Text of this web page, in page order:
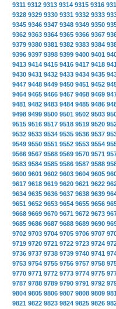
9311 9312 9313 9314 9315 9316
9328 9329 9330 9331 9332 9333
9345 9346 9347 9348 9349 9350
9362 9363 9364 9365 9366 9367
9379 9380 9381 9382 9383 9384
9396 9397 9398 9399 9400 9401
9413 9414 9415 9416 9417 9418
9430 9431 9432 9433 9434 9435
9447 9448 9449 9450 9451 9452
9464 9465 9466 9467 9468 9469
9481 9482 9483 9484 9485 9486
9498 9499 9500 9501 9502 9503
9515 9516 9517 9518 9519 9520
9532 9533 9534 9535 9536 9537
9549 9550 9551 9552 9553 9554
9566 9567 9568 9569 9570 9571
9583 9584 9585 9586 9587 9588
9600 9601 9602 9603 9604 9605
9617 9618 9619 9620 9621 9622
9634 9635 9636 9637 9638 9639
9651 9652 9653 9654 9655 9656
9668 9669 9670 9671 9672 9673
9685 9686 9687 9688 9689 9690
9702 9703 9704 9705 9706 9707
9719 9720 9721 9722 9723 9724
9736 9737 9738 9739 9740 9741
9753 9754 9755 9756 9757 9758
9770 9771 9772 9773 9774 9775
9787 9788 9789 9790 9791 9792
9804 9805 9806 9807 9808 9809
9821 9822 9823 9824 9825 9826